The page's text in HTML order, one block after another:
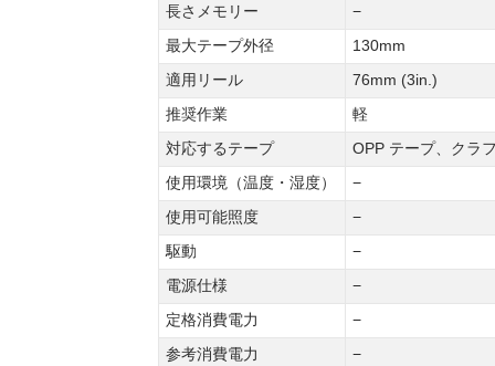
長さメモリー
−
最大テープ外径
130mm
適用リール
76mm (3in.)
推奨作業
軽
対応するテープ
OPP テープ、クラ
使用環境（温度・湿度）
−
使用可能照度
−
駆動
−
電源仕様
−
定格消費電力
−
参考消費電力
−